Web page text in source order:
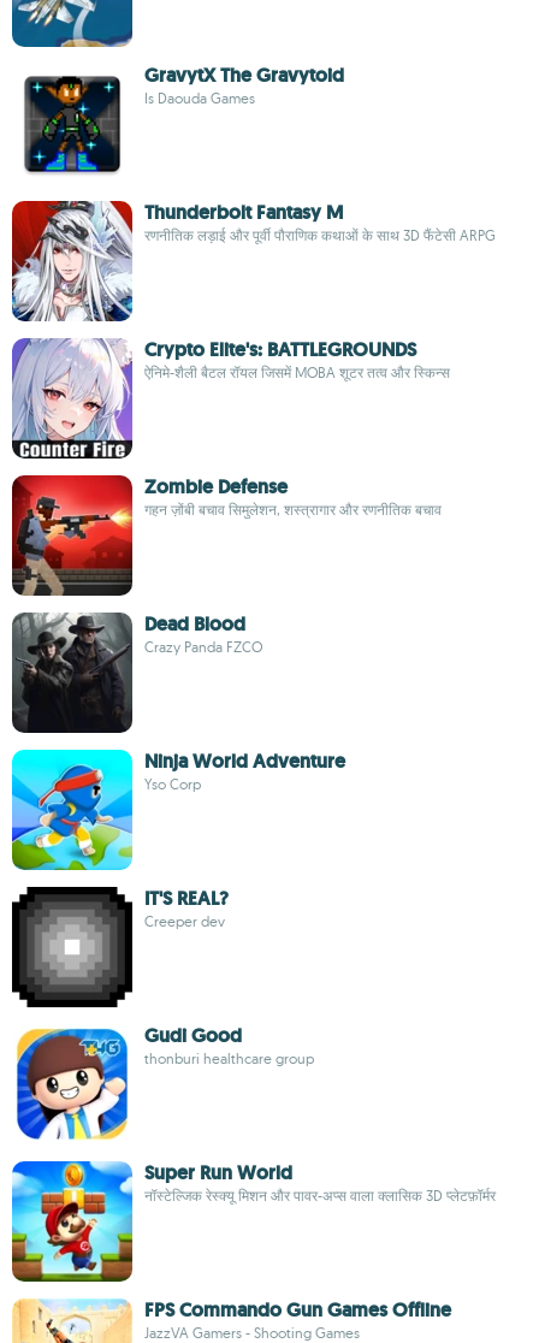
GravytX The Gravytoid
Is Daouda Games
Thunderbolt Fantasy M
रणनीतिक लड़ाई और पूर्वी पौराणिक कथाओं के साथ 3D फैंटेसी ARPG
Crypto Elite's: BATTLEGROUNDS
ऐनिमे-शैली बैटल रॉयल जिसमें MOBA शूटर तत्व और स्किन्स
Zombie Defense
गहन ज़ोंबी बचाव सिमुलेशन, शस्त्रागार और रणनीतिक बचाव
Dead Blood
Crazy Panda FZCO
Ninja World Adventure
Yso Corp
IT'S REAL?
Creeper dev
Gudi Good
thonburi healthcare group
Super Run World
नॉस्टेल्जिक रेस्क्यू मिशन और पावर-अप्स वाला क्लासिक 3D प्लेटफ़ॉर्मर
FPS Commando Gun Games Offline
JazzVA Gamers - Shooting Games